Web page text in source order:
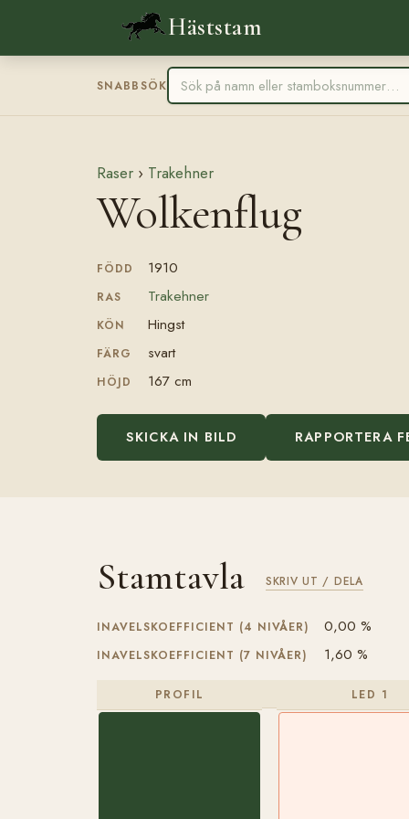
Häststam
SNABBSÖK
Raser › Trakehner
Wolkenflug
FÖDD 1910
RAS Trakehner
KÖN Hingst
FÄRG svart
HÖJD 167 cm
SKICKA IN BILD RAPPORTERA
Stamtavla SKRIV UT / DELA
INAVELSKOEFFICIENT (4 NIVÅER) 0,00 %
INAVELSKOEFFICIENT (7 NIVÅER) 1,60 %
PROFIL LED 1